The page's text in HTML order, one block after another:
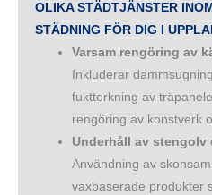
OLIKA STÄDTJÄNSTER
STÄDNING FÖR DIG I
Varsam rengöring av
Inkluderar
fukttorkning av
rengöring av konstverk
Underhåll av stengolv
Användning av
vaxbaserade produkter